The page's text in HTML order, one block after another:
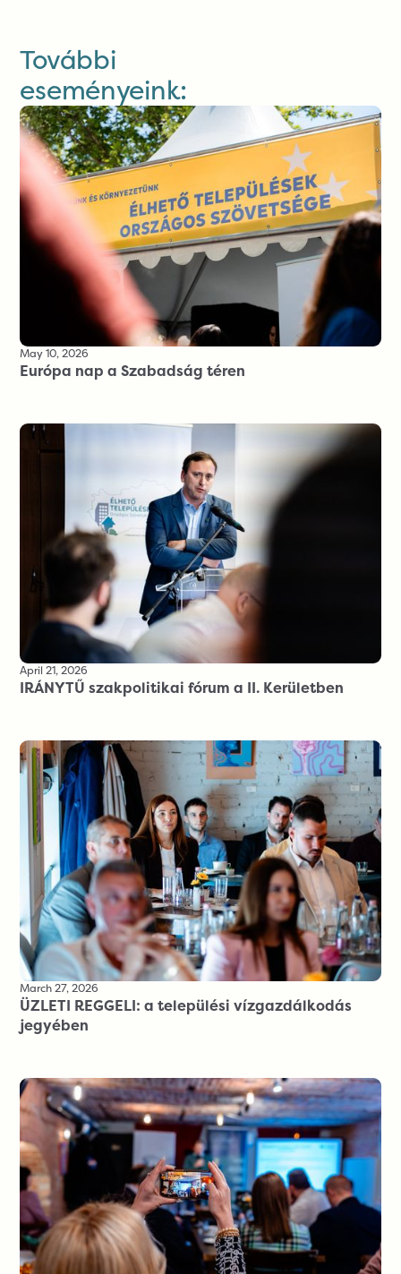
További
eseményeink:
May 10, 2026
Európa nap a Szabadság téren
April 21, 2026
IRÁNYTŰ szakpolitikai fórum a II. Kerületben
March 27, 2026
ÜZLETI REGGELI: a települési vízgazdálkodás
jegyében